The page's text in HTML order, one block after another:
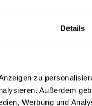
Details
zu
Außerdem
Werbung und
langfristigen Komfort.
mit einer
Sitzen.
zu